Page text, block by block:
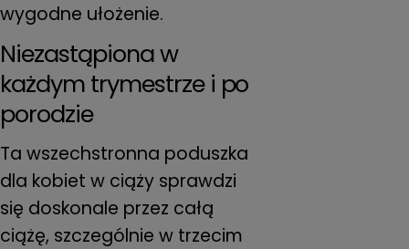
wygodne ułożenie.
Niezastąpiona w
każdym trymestrze i po
porodzie
Ta wszechstronna poduszka
dla kobiet w ciąży sprawdzi
się doskonale przez całą
ciążę, szczególnie w trzecim